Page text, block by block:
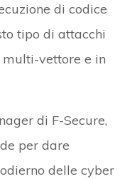
di codice
tipo di attacchi
multi-vettore e in
di F-Secure,
per dare
delle cyber